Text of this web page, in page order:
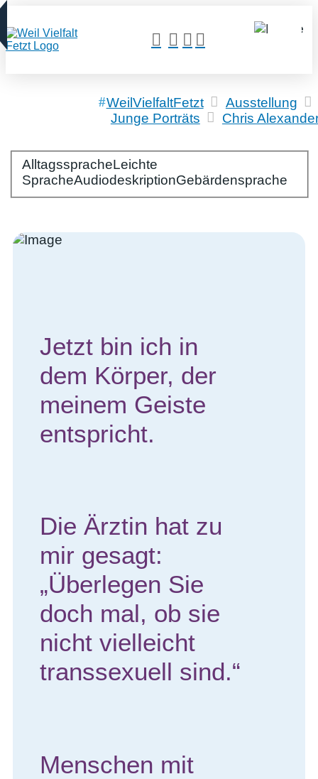
WeilVielfaltFetzt
Ausstellung
Junge Porträts
Chris
Bitte wählen Sie Ihre Spracheinstellungen:
AlltagsspracheLeichte
SpracheAudiodeskriptionGebärdensprache
Jetzt bin ich in
dem Körper, der
meinem Geiste
entspricht.
Die Ärztin hat zu
mir gesagt:
„Überlegen Sie
doch mal, ob sie
nicht vielleicht
transsexuell sind.“
Menschen mit